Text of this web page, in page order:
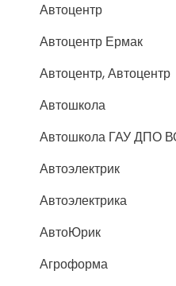
Автоцентр
Автоцентр Ермак
Автоцентр, Автоцентр
Автошкола
Автошкола ГАУ ДПО
Автоэлектрик
Автоэлектрика
АвтоЮрик
Агроформа